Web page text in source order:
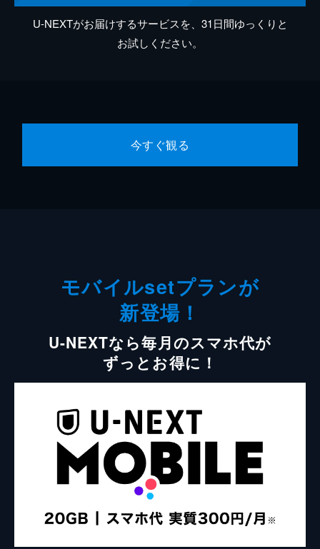
U-NEXTがお届けするサービスを、31日間ゆっくりと
お試しください。
今すぐ観る
モバイルsetプランが
新登場！
U-NEXTなら毎月のスマホ代が
ずっとお得に！